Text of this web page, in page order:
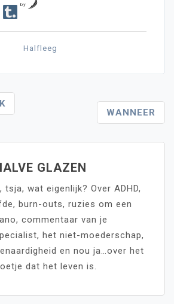
by
Halfleeg
WANNEER
GLAZEN
tsja, wat eigenlijk? Over ADHD,
burn-outs, ruzies om een
commentaar van je
het niet-moederschap,
en nou ja…over het
dat het leven is.